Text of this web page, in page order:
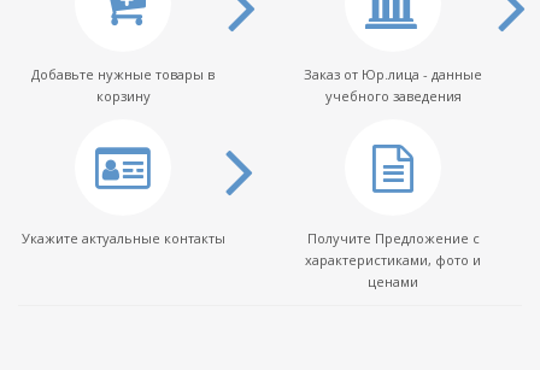
Добавьте нужные товары в
корзину
Заказ от Юр.лица - данные
учебного заведения
Укажите актуальные контакты
Получите Предложение с
характеристиками, фото и
ценами